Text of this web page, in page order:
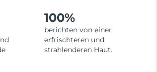
100%
berichten von einer
erfrischteren und
strahlenderen Haut.